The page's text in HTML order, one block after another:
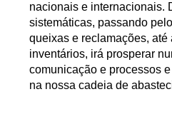
nacionais e internacionais.
sistemáticas, passando
queixas e reclamações, até
inventários, irá prosperar
comunicação e processos
na nossa cadeia de